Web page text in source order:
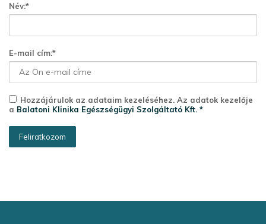
Név:*
E-mail cím:*
Hozzájárulok az adataim kezeléséhez. Az adatok kezelője
a Balatoni Klinika Egészségügyi Szolgáltató Kft. *